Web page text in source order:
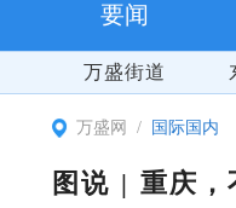
要闻
万盛街道
万盛网 国际国内
图说 | 重庆，